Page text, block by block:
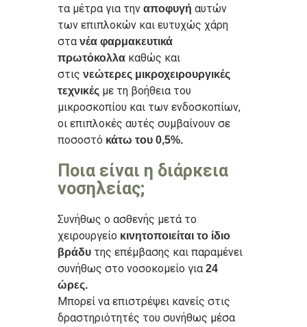
τα μέτρα για την αποφυγή αυτών
των επιπλοκών και ευτυχώς χάρη
στα νέα φαρμακευτικά
πρωτόκολλα καθώς και
στις νεώτερες μικροχειρουργικές
τεχνικές με τη βοήθεια του
μικροσκοπίου και των ενδοσκοπίων,
οι επιπλοκές αυτές συμβαίνουν σε
ποσοστό κάτω του 0,5%.
Ποια είναι η διάρκεια
νοσηλείας;
Συνήθως ο ασθενής μετά το
χειρουργείο κινητοποιείται το ίδιο
βράδυ της επέμβασης και παραμένει
συνήθως στο νοσοκομείο για 24
ώρες.
Μπορεί να επιστρέψει κανείς στις
δραστηριότητές του συνήθως μέσα